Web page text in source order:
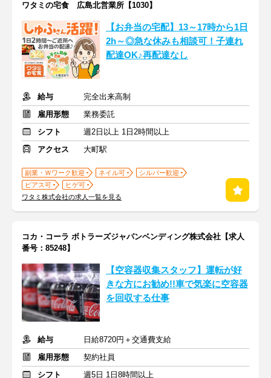
ワタミの宅食 広島北営業所【1030】
【お弁当の宅配】13～17時から1日
2h～◎急な休みも相談可！子連れ
配達OK♪再配達なし
給与
完全出来高制
雇用形態
業務委託
シフト
週2日以上 1日2時間以上
アクセス
大町駅
副業・Ｗワーク歓迎 ネイル可
シルバー歓迎
ピアス可
ヒゲ可
ワタミ株式会社の求人一覧を見る
コカ・コーラ ボトラーズジャパンベンディング株式会社【求人
番号：85248】
【空容器収集スタッフ】運転が好
きな方にお勧め!!車で気楽に空容器
を回収する仕事
給与
日給8720円＋交通費支給
雇用形態
契約社員
シフト
週5日 1日8時間以上